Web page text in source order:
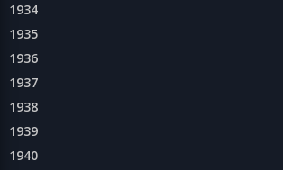
1934
1935
1936
1937
1938
1939
1940